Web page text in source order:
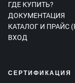
ГДЕ КУПИТЬ?
ДОКУМЕНТАЦИЯ
КАТАЛОГ И ПРАЙС
ВХОД
СЕРТИФИКАЦИЯ